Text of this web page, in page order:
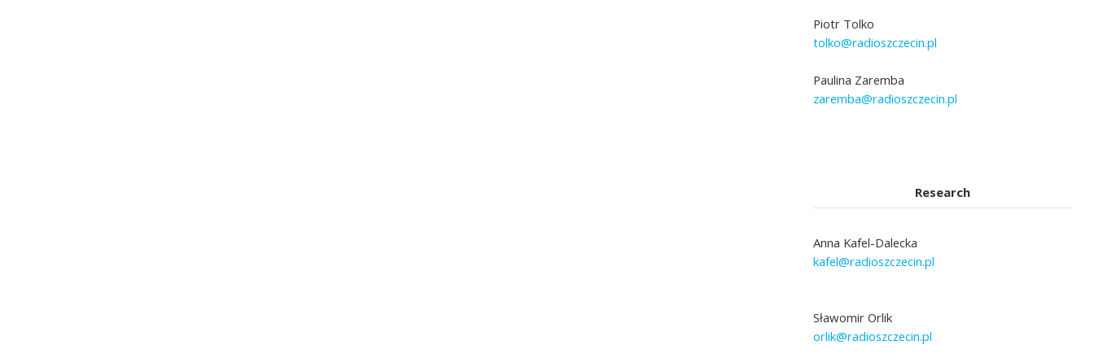
Piotr Tolko
tolko@radioszczecin.pl
Paulina Zaremba
zaremba@radioszczecin.pl
Research
Anna Kafel-Dalecka
kafel@radioszczecin.pl
Sławomir Orlik
orlik@radioszczecin.pl